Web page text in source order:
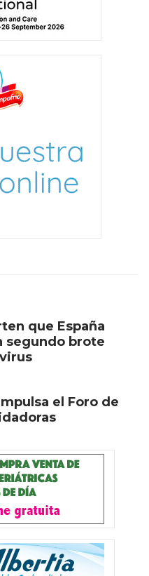
que España
segundo brote
el Foro de